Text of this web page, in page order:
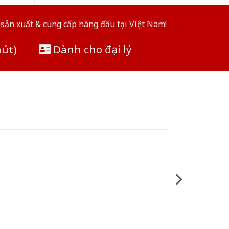
xuất & cung cấp hàng đầu tại Việt Nam!
Dành cho đại lý